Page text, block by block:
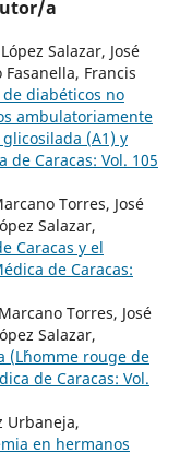
a
Salazar, José
Francis
diabéticos no
ambulatoriamente
(A1) y
de Caracas: Vol. 105
Torres, José
Salazar,
Caracas y el
de Caracas:
Torres, José
Salazar,
(L´homme rouge de
de Caracas: Vol.
Urbaneja,
en hermanos